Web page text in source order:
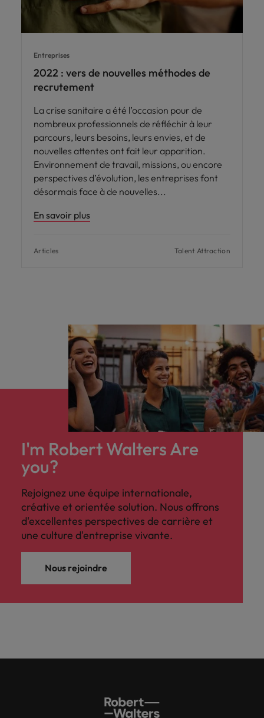
Entreprises
2022 : vers de nouvelles méthodes de
recrutement
La crise sanitaire a été l’occasion pour de
nombreux professionnels de réfléchir à leur
parcours, leurs besoins, leurs envies, et de
nouvelles attentes ont fait leur apparition.
Environnement de travail, missions, ou encore
perspectives d’évolution, les entreprises font
désormais face à de nouvelles
En savoir plus
Articles Talent Attraction
I'm Robert Walters Are
you?
Rejoignez une équipe internationale,
créative et orientée solution. Nous offrons
d'excellentes perspectives de carrière et
une culture d'entreprise vivante.
Nous rejoindre